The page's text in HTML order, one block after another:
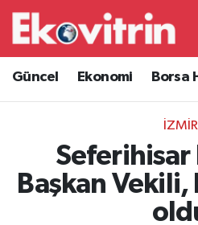
Güncel Ekonomi Borsa
İZMİR
Seferihisar
Başkan
Güncel
Ekonomi
Borsa Haberleri
İş Dünyası
Hava Durumu
Trafik Durumu
Süper Lig Puan Durumu
Tüm Manşetler